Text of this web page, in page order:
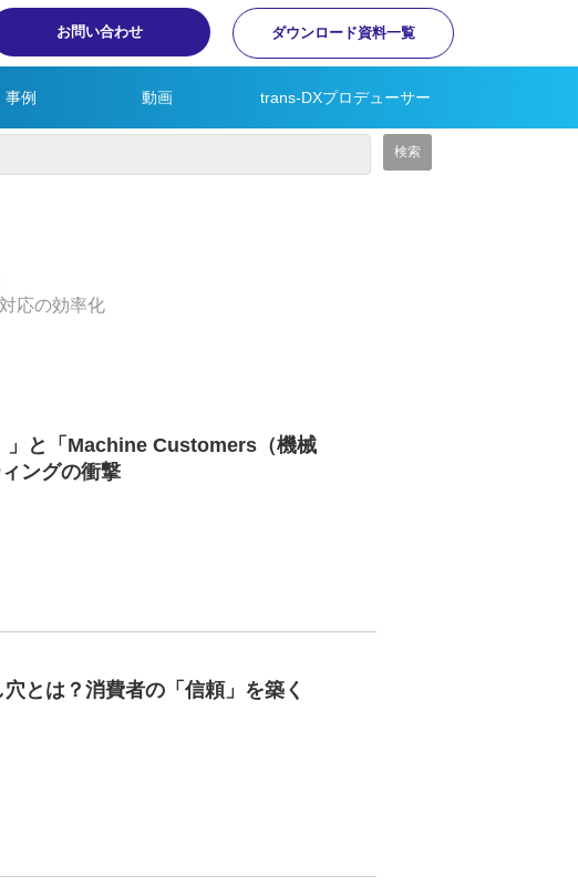
お問い合わせ ダウンロード資料一覧
事例 動画 trans-DXプロデューサー
と「Machine Customers（機械
ングの衝撃
とは？消費者の「信頼」を築く